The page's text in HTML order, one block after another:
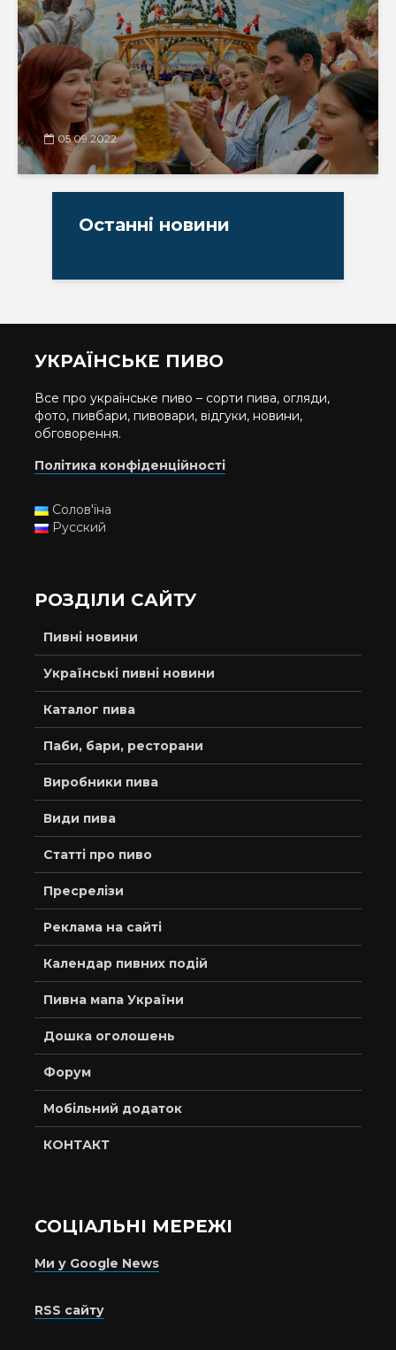
05.09.2022
Останні новини
УКРАЇНСЬКЕ ПИВО
Все про українське пиво – сорти пива, огляди,
фото, пивбари, пивовари, відгуки, новини,
обговорення.
Політика конфіденційності
Солов'їна
Русский
РОЗДІЛИ САЙТУ
Пивні новини
Українські пивні новини
Каталог пива
Паби, бари, ресторани
Виробники пива
Види пива
Статті про пиво
Пресрелізи
Реклама на сайті
Календар пивних подій
Пивна мапа України
Дошка оголошень
Форум
Мобільний додаток
КОНТАКТ
СОЦІАЛЬНІ МЕРЕЖІ
Ми у Google News
RSS сайту